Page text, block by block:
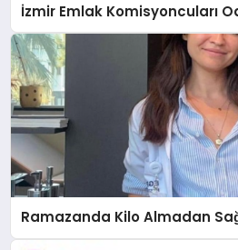
İzmir Emlak Komisyoncuları
Ramazanda Kilo Almadan